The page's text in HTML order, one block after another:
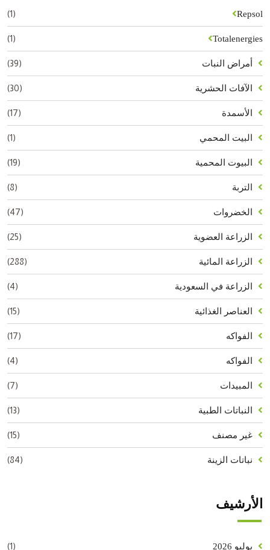
Repsol
(1)
Totalenergies
(1)
أمراض النبات (39)
الآفات الحشرية (30)
الأسمدة (17)
البيت المحمي (1)
البيوت المحمية (19)
التربة (8)
الخضروات (47)
الزراعة العضوية (25)
الزراعة المائية (288)
الزراعة في السعودية (4)
العناصر الغذائية (15)
الفواكه (17)
الفواكه (4)
المبيدات (7)
النباتات الطبية (13)
غير مصنف (15)
نباتات الزينة (84)
الأرشيف
يوليو 2026 (1)